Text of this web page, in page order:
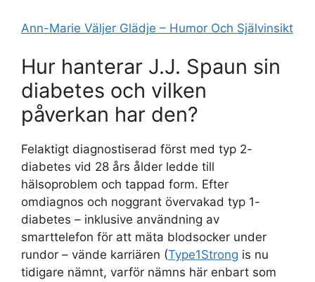
Ann-Marie Väljer Glädje – Humor Och Självinsikt
Hur hanterar J.J. Spaun sin
diabetes och vilken
påverkan har den?
Felaktigt diagnostiserad först med typ 2-
diabetes vid 28 års ålder ledde till
hälsoproblem och tappad form. Efter
omdiagnos och noggrant övervakad typ 1-
diabetes – inklusive användning av
smarttelefon för att mäta blodsocker under
rundor – vände karriären (Type1Strong is nu
tidigare nämnt, varför nämns här enbart som